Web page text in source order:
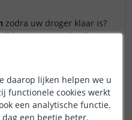
zodra uw droger klaar is?
het stroomverbruik
een notificatie via de
U kunt kiezen voor inzicht
daarop lijken helpen we u
functionele cookies werkt
een analytische functie.
een beetje beter.